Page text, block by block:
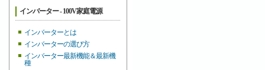
インバーター - 100V家庭電源
インバーターとは
インバーターの選び方
インバーター最新機能＆最新機
種